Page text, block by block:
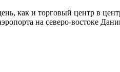
как и торговый центр в
на северо-востоке